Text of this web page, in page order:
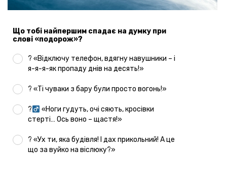
Що тобі найпершим спадає на думку при
слові «подорож»?
? «Відключу телефон, вдягну навушники – і
я-я-я-як пропаду днів на десять!»
? «Ті чуваки з бару були просто вогонь!»
?‍
«Ноги гудуть, очі сяють, кросівки
стерті… Ось воно – щастя!»
? «Ух ти, яка будівля! І дах прикольний! А це
що за вуйко на віслюку?»